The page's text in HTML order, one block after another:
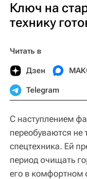
Ключ на
технику
Читать в
Дзен
Telegram
С наступлением
переобуваются не
спецтехника. Ей
период очищать
его в комфортном